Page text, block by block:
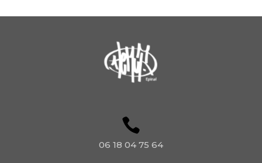
06 18 04 75 64